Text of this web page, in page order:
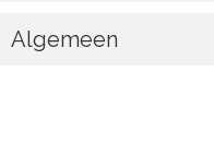
Algemeen